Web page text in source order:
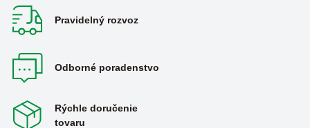
Pravidelný rozvoz
Odborné poradenstvo
Rýchle doručenie
tovaru